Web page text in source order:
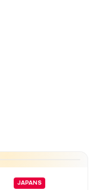
JAPANS